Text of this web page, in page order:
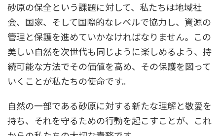
砂原の保全という課題に対して、私たちは地域社
会、国家、そして国際的なレベルで協力し、資源の
管理と保護を進めていかなければなりません。この
美しい自然を次世代も同じように楽しめるよう、持
続可能な方法でその価値を高め、その保護を図って
いくことが私たちの使命です。
自然の一部である砂原に対する新たな理解と敬愛を
持ち、それを守るための行動を起こすことが、これ